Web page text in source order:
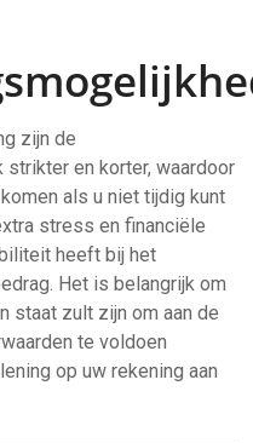
zijn de
en korter, waardoor
als u niet tijdig kunt
stress en financiële
heeft bij het
Het is belangrijk om
staat zult zijn om aan de
te voldoen
op uw rekening aan